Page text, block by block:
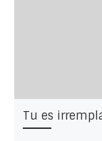
Tu es